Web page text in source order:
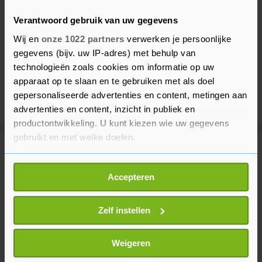
Verantwoord gebruik van uw gegevens
Wij en onze 1022 partners verwerken je persoonlijke
gegevens (bijv. uw IP-adres) met behulp van
technologieën zoals cookies om informatie op uw
apparaat op te slaan en te gebruiken met als doel
gepersonaliseerde advertenties en content, metingen aan
advertenties en content, inzicht in publiek en
productontwikkeling. U kunt kiezen wie uw gegevens
gebruikt en met welke doelen.
Als u het toestaat, willen we ook graag:
Informatie verzamelen over uw geografische
locatie, die tot een paar meter nauwkeurig kan zijn
Uw apparaat identificeren door het actief te
scannen op specifieke eigenschappen (fingerprinting)
Lees meer over hoe uw persoonlijke gegevens worden
verwerkt en stel uw voorkeuren in het
Accepteren
Zelf instellen
Weigeren
Meer uit Vlissingen
Caravan volledig uitgebrand op
Commandoweg in Vlissingen